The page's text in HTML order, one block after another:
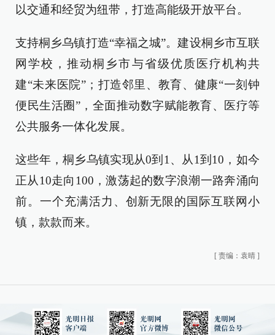
以交通和经贸为纽带，打造高能级开放平台。
支持桐乡乌镇打造“幸福之城”。建设桐乡市互联
网学校，推动桐乡市与省级优质医疗机构共
建“未来医院”；打造邻里、教育、健康“一刻钟
便民生活圈”，全面推动数字赋能教育、医疗等
公共服务一体化发展。
这些年，桐乡乌镇实现从0到1、从1到10，如今
正从10走向100，激荡起的数字浪潮一路奔涌向
前。一个充满活力、创新无限的国际互联网小
镇，款款而来。
[ 责编：袁晴 ]